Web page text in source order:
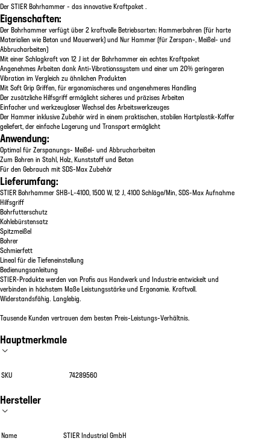
Der STIER Bohrhammer - das innovative Kraftpaket .
Eigenschaften:
Der Bohrhammer verfügt über 2 kraftvolle Betriebsarten: Hammerbohren (für harte
Materialien wie Beton und Mauerwerk) und Nur Hammer (für Zerspan-, Meißel- und
Abbrucharbeiten)
Mit einer Schlagkraft von 12 J ist der Bohrhammer ein echtes Kraftpaket
Angenehmes Arbeiten dank Anti-Vibrationssystem und einer um 20% geringeren
Vibration im Vergleich zu ähnlichen Produkten
Mit Soft Grip Griffen, für ergonomischeres und angenehmeres Handling
Der zusätzliche Hilfsgriff ermöglicht sicheres und präzises Arbeiten
Einfacher und werkzeugloser Wechsel des Arbeitswerkzeuges
Der Hammer inklusive Zubehör wird in einem praktischen, stabilen Hartplastik-Koffer
geliefert, der einfache Lagerung und Transport ermöglicht
Anwendung:
Optimal für Zerspanungs- Meißel- und Abbrucharbeiten
Zum Bohren in Stahl, Holz, Kunststoff und Beton
Für den Gebrauch mit SDS-Max Zubehör
Lieferumfang:
STIER Bohrhammer SHB-L-4100, 1500 W, 12 J, 4100 Schläge/Min, SDS-Max Aufnahme
Hilfsgriff
Bohrfutterschutz
Kohlebürstensatz
Spitzmeißel
Bohrer
Schmierfett
Lineal für die Tiefeneinstellung
Bedienungsanleitung
STIER-Produkte werden von Profis aus Handwerk und Industrie entwickelt und
verbinden in höchstem Maße Leistungsstärke und Ergonomie. Kraftvoll.
Widerstandsfähig. Langlebig.
Tausende Kunden vertrauen dem besten Preis-Leistungs-Verhältnis.
Hauptmerkmale
SKU 74289560
Hersteller
Name
STIER Industrial GmbH